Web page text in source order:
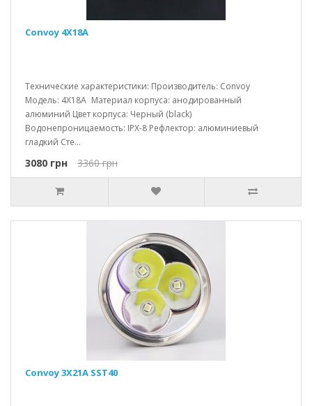
Convoy 4X18A
Технические характеристики: Производитель: Convoy
Модель: 4X18A Материал корпуса: анодированный
алюминий Цвет корпуса: Черный (black)
Водонепроницаемость: IPX-8 Рефлектор: алюминиевый
гладкий Сте...
3080 грн 3360 грн
Convoy 3X21A SST40